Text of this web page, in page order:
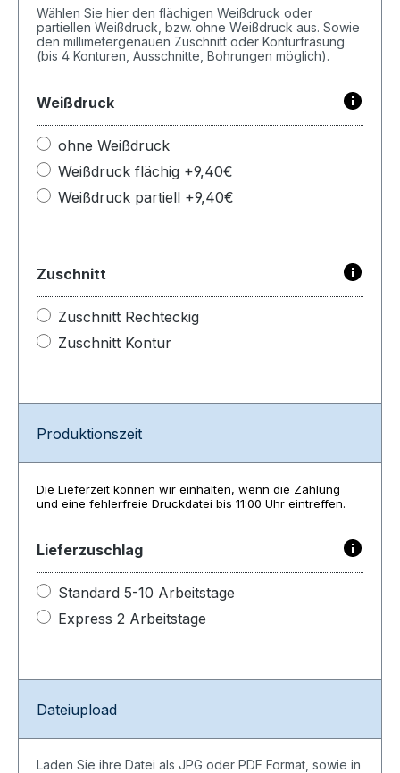
Wählen Sie hier den flächigen Weißdruck oder
partiellen Weißdruck, bzw. ohne Weißdruck aus. Sowie
den millimetergenauen Zuschnitt oder Konturfräsung
(bis 4 Konturen, Ausschnitte, Bohrungen möglich).
Weißdruck
ohne Weißdruck
Weißdruck flächig +9,40€
Weißdruck partiell +9,40€
Zuschnitt
Zuschnitt Rechteckig
Zuschnitt Kontur
Produktionszeit
Die Lieferzeit können wir einhalten, wenn die Zahlung
und eine fehlerfreie Druckdatei bis 11:00 Uhr eintreffen.
Lieferzuschlag
Standard 5-10 Arbeitstage
Express 2 Arbeitstage
Dateiupload
Laden Sie ihre Datei als JPG oder PDF Format, sowie in